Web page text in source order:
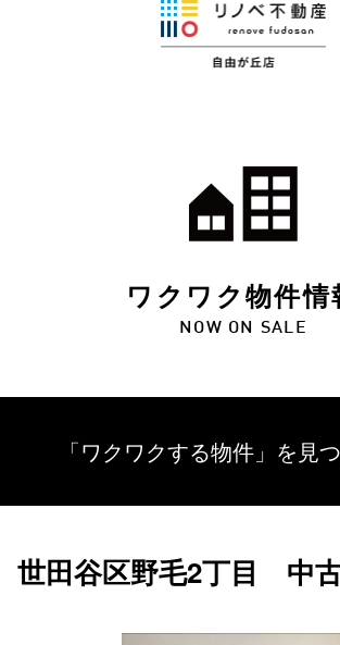
ワクワク物件情
NOW ON SALE
「ワクワクする物件」を 見
世田谷区野毛2丁目 中